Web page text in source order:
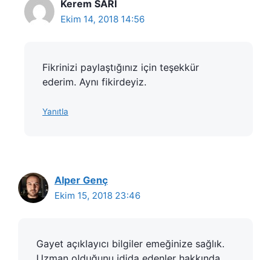
Kerem SARI
Ekim 14, 2018 14:56
Fikrinizi paylaştığınız için teşekkür
ederim. Aynı fikirdeyiz.
Yanıtla
Alper Genç
Ekim 15, 2018 23:46
Gayet açıklayıcı bilgiler emeğinize sağlık.